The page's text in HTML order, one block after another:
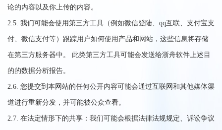
论的内容以及你上传的内容。
2.5. 我们可能会使用第三方工具（例如微信登陆、qq互联、支付宝支
付、微信支付等）跟踪用户如何使用产品和网站，这些信息将存储
在第三方服务器中。 此类第三方工具可能会发送给浙舟软件上述目
的的数据分析报告。
2.6. 您提交到本网站的任何公开内容可能会通过互联网和其他媒体渠
道进行重新分发，并可能被公众查看。
2.7. 在法定情形下的共享：我们可能会根据法律法规规定、诉讼争议